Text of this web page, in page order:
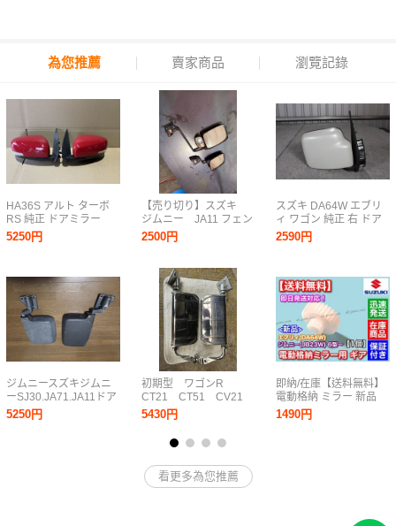
為您推薦 賣家商品 瀏覽記錄
HA36S アルト ターボ
RS 純正 ドアミラー
左右 8ピン 左右セット
5250円
ジムニースズキジムニ
ーSJ30.JA71.JA11ドア
ミラー、サイドミラー
左右セット
5250円
【売り切り】スズキ
ジムニー JA11 フェン
ダーミラー ドアミラ
ー JA71 JA12
幌 ジムケンタック
2500円
初期型 ワゴンR
CT21 CT51 CV21
CV51 純正 カリフ
ォルニアミラー スズ
キ 左右セット
5430円
スズキ DA64W エブリ
ィ ワゴン 純正 右 ドア
ミラー
2590円
即納/在庫【送料無料】
電動格納 ミラー 新品
リペア ギア 30歯【エブ
リィ バン ワゴン
1490円
看更多為您推薦